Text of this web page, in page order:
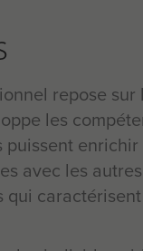
repose
les
puissent
avec les